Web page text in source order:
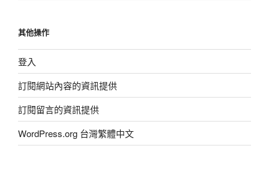
其他操作
登入
訂閱網站內容的資訊提供
訂閱留言的資訊提供
WordPress.org 台灣繁體中文